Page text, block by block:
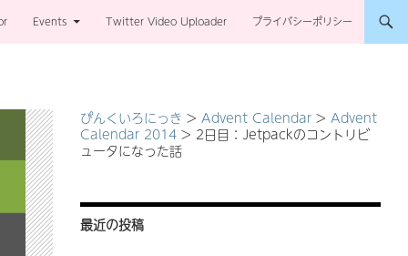
Events Twitter Video Uploader プライバシーポリシー
ぴんくいろにっき > Advent Calendar> Advent
Calendar 2014> 2日目：Jetpackのコントリビ
ュータになった話
最近の投稿